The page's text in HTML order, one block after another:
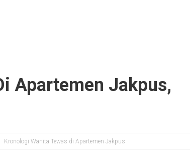
Apartemen Jakpus,
Kronologi Wanita Tewas di Apartemen Jakpus